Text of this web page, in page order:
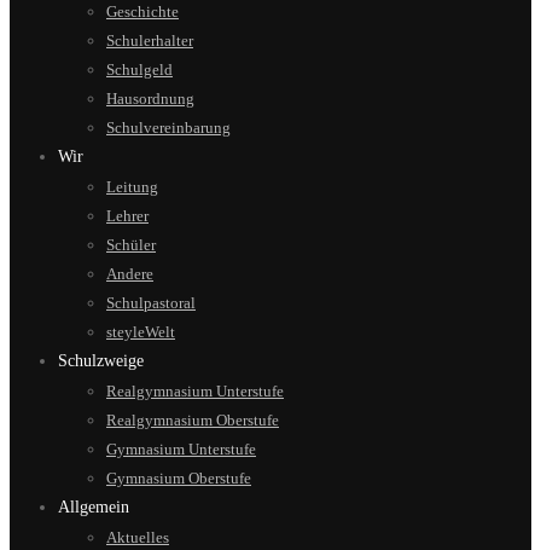
Geschichte
Schulerhalter
Schulgeld
Hausordnung
Schulvereinbarung
Wir
Leitung
Lehrer
Schüler
Andere
Schulpastoral
steyleWelt
Schulzweige
Realgymnasium Unterstufe
Realgymnasium Oberstufe
Gymnasium Unterstufe
Gymnasium Oberstufe
Allgemein
Aktuelles